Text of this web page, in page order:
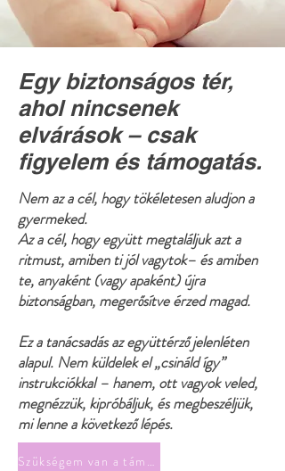
Egy biztonságos tér,
ahol nincsenek
elvárások – csak
figyelem és támogatás.
Nem az a cél, hogy tökéletesen aludjon a
gyermeked.
Az a cél, hogy együtt megtaláljuk azt a
ritmust, amiben ti jól vagytok– és amiben
te, anyaként (vagy apaként) újra
biztonságban, megerősítve érzed magad.
Ez a tanácsadás az együttérző jelenléten
alapul. Nem küldelek el „csináld így”
instrukciókkal – hanem, ott vagyok veled,
megnézzük, kipróbáljuk, és megbeszéljük,
mi lenne a következő lépés.
Szükségem van a támogatásodra